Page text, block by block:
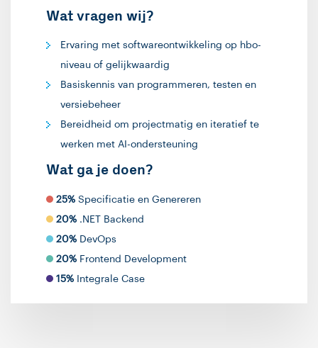
Wat vragen wij?
Ervaring met softwareontwikkeling op hbo-
niveau of gelijkwaardig
Basiskennis van programmeren, testen en
versiebeheer
Bereidheid om projectmatig en iteratief te
werken met AI-ondersteuning
Wat ga je doen?
25% Specificatie en Genereren
20% .NET Backend
20% DevOps
20% Frontend Development
15%
Integrale Case